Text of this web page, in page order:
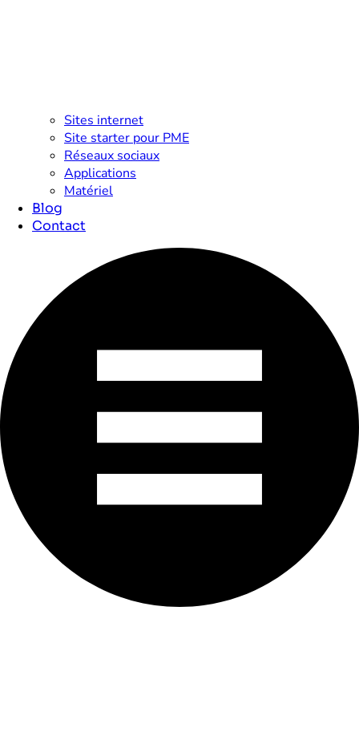
Sites internet
Site starter pour PME
Réseaux sociaux
Applications
Matériel
Blog
Contact